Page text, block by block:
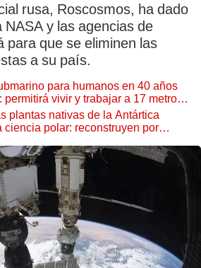
rusa, Roscosmos, ha dado
NASA y las agencias de
para que se eliminen las
a su país.
para humanos en 40 años
permitirá vivir y trabajar a 17 metros
plantas nativas de la Antártica
ciencia polar: reconstruyen por